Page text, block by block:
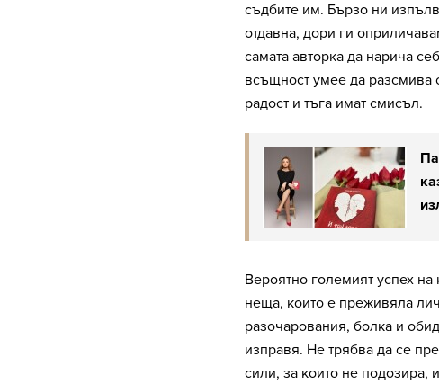
съдбите им. Бързо ни
отдавна, дори ги
самата авторка да нарича
всъщност умее да разсмива
радост и тъга имат смисъл.
Вероятно големият успех
неща, които е преживяла
разочарования, болка и
изправя. Не трябва да се
сили, за които не подозира,